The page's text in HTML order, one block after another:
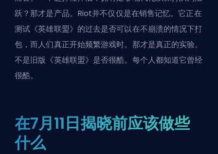
跃？那才是产品。Riot并不仅仅是在销售记忆。它正在
测试《英雄联盟》的过去是否可以在不崩溃的情况下打
包，而人们真正开始频繁游戏时。那才是真正的实验。
不是旧版《英雄联盟》是否很酷。每个人都知道它曾经
很酷。
在7月11日揭晓前应该做些
什么